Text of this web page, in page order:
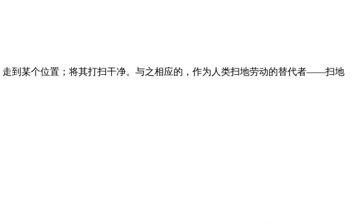
到某个位置；将其打扫干净。与之相应的，作为人类扫地劳动的替代者——扫地